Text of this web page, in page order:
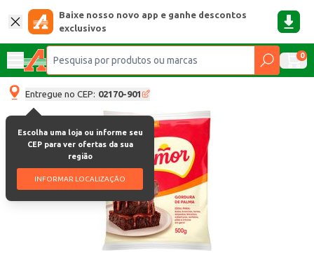
Baixe nosso novo app e ganhe descontos
exclusivos
0
Entregue no CEP: 02170-901
Escolha uma loja ou informe seu
CEP para ver ofertas da sua
região
INFORMAR LOCALIZAÇÃO